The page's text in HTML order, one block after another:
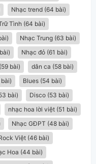
Nhạc trend (64 bài)
Tình (64 bài)
Nhạc Trung (63 bài)
Nhạc đỏ (61 bài)
bài)
dân ca (58 bài)
Blues (54 bài)
bài)
Disco (53 bài)
nhạc hoa lời việt (51 bài)
Nhạc GĐPT (48 bài)
Việt (46 bài)
Hoa (44 bài)